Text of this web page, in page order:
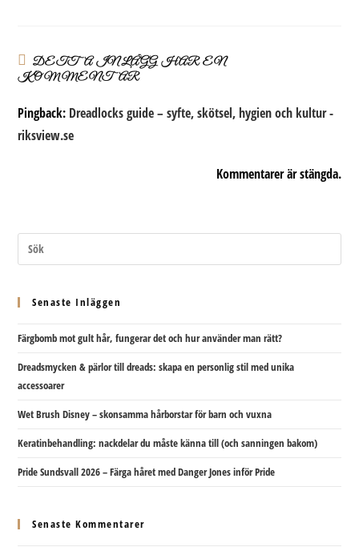
DETTA INLÄGG HAR EN
KOMMENTAR
Pingback: Dreadlocks guide – syfte, skötsel, hygien och kultur -
riksview.se
Kommentarer är stängda.
Senaste Inläggen
Färgbomb mot gult hår, fungerar det och hur använder man rätt?
Dreadsmycken & pärlor till dreads: skapa en personlig stil med unika
accessoarer
Wet Brush Disney – skonsamma hårborstar för barn och vuxna
Keratinbehandling: nackdelar du måste känna till (och sanningen bakom)
Pride Sundsvall 2026 – Färga håret med Danger Jones inför Pride
Senaste Kommentarer